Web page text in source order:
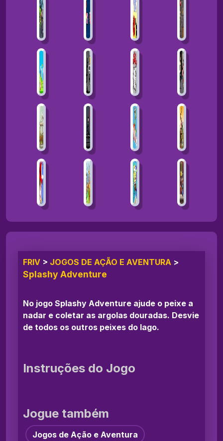
FRIV > JOGOS DE AÇÃO E AVENTURA >
Splashy Adventure
No jogo Splashy Adventure ajude o peixe a
nadar e coletar as argolas douradas. Desvie
de todos os outros peixes do lago.
Instruções do Jogo
Jogue também
Jogos de Ação e Aventura